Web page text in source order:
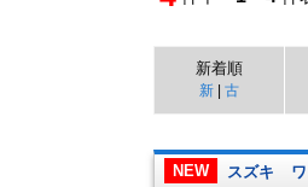
新着順
新 古
NEW スズキ